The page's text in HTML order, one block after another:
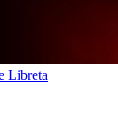
Libreta